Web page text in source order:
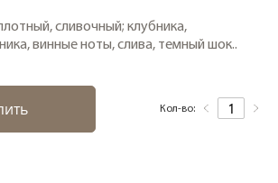
сливочный; клубника,
винные ноты, слива, темный шок..
Кол-во: